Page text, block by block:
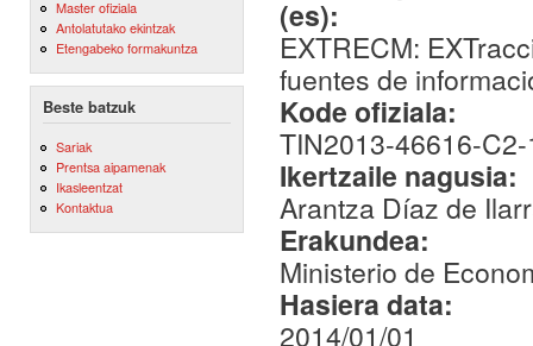
Master ofiziala
Antolatutako ekintzak
Etengabeko formakuntza
Beste batzuk
Sariak
Prentsa aipamenak
Ikasleentzat
Kontaktua
(es):
EXTRECM:
fuentes de
Kode ofiziala:
TIN2013-46616-
Ikertzaile nagusia:
Arantza Díaz de
Erakundea:
Ministerio de
Hasiera data:
2014/01/01